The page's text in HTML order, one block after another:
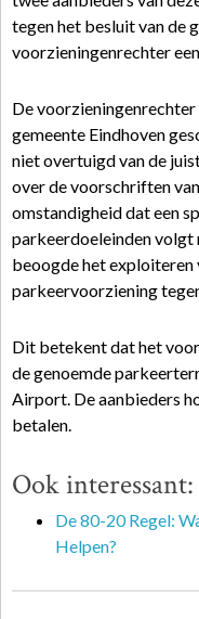
tegen het besluit van de
voorzieningenrechter
De
gemeente Eindhoven
niet overtuigd van de
over de voorschriften
omstandigheid dat een
parkeerdoeleinden volgt
beoogde het exploiteren
parkeervoorziening
Dit betekent dat het
de genoemde
Airport. De aanbieders
betalen.
Ook interessant:
De 80-20 Regel:
Helpen?